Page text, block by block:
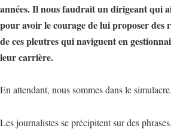
années. Il nous faudrait un dirigeant qui
pour avoir le courage de lui proposer des
de ces pleutres qui naviguent en
leur carrière.
En attendant, nous sommes dans le simulacre.
Les journalistes se précipitent sur des